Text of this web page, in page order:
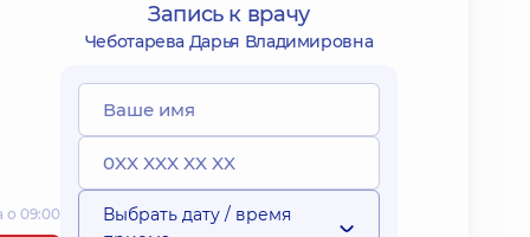
о 09:00
Запись к врачу
Чеботарева Дарья Владимировна
Выбрать дату / время